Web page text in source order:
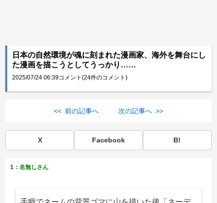
日本の自然環境が魂に刻まれた漫画家、海外を舞台にし
た漫画を描こうとしてうっかり……
2025/07/24 06:39コメント(24件のコメント)
<< 前の記事へ 次の記事へ >>
X Facebook B!
1：名無しさん